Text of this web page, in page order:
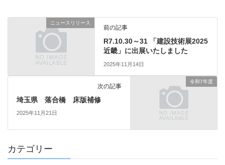
ニュースリリース
前の記事
R7.10.30～31 「建設技術展2025
近畿」に出展いたしました
2025年11月14日
令和7年度
次の記事
埼玉県 落合橋 床版補修
2025年11月21日
カテゴリー